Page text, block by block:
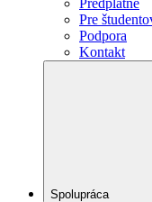
Pre
Podpora
Kontakt
Spolupráca